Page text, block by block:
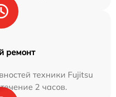
ремонт
техники Fujitsu
2 часов.